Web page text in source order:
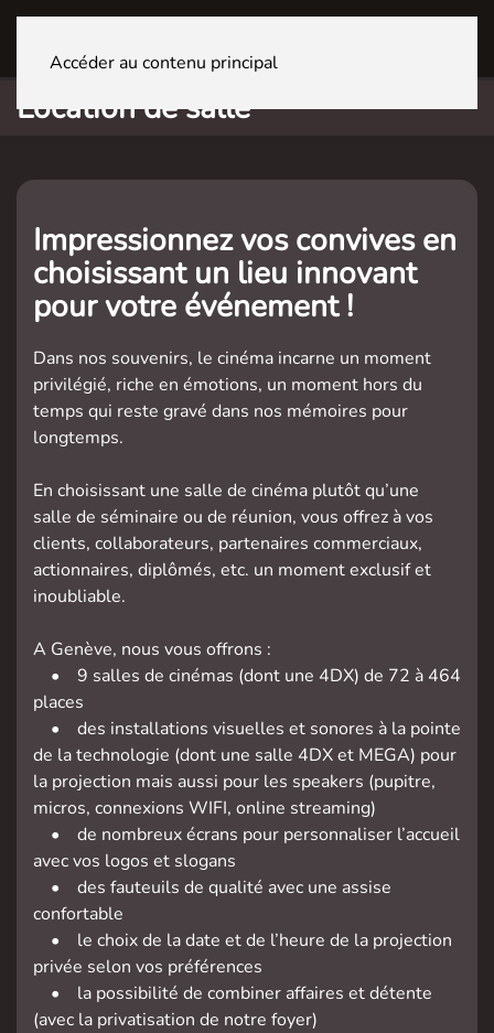
Accéder au contenu principal
Location de salle
Impressionnez vos convives en
choisissant un lieu innovant
pour votre événement !
Dans nos souvenirs, le cinéma incarne un moment
privilégié, riche en émotions, un moment hors du
temps qui reste gravé dans nos mémoires pour
longtemps.
En choisissant une salle de cinéma plutôt qu’une
salle de séminaire ou de réunion, vous offrez à vos
clients, collaborateurs, partenaires commerciaux,
actionnaires, diplômés, etc. un moment exclusif et
inoubliable.
A Genève, nous vous offrons :
• 9 salles de cinémas (dont une 4DX) de 72 à 464
places
• des installations visuelles et sonores à la pointe
de la technologie (dont une salle 4DX et MEGA) pour
la projection mais aussi pour les speakers (pupitre,
micros, connexions WIFI, online streaming)
• de nombreux écrans pour personnaliser l’accueil
avec vos logos et slogans
• des fauteuils de qualité avec une assise
confortable
• le choix de la date et de l’heure de la projection
privée selon vos préférences
• la possibilité de combiner affaires et détente
(avec la privatisation de notre foyer)